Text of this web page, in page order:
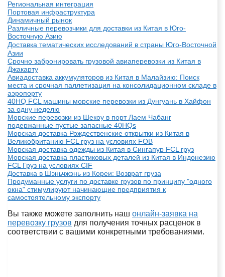
Региональная интеграция
Портовая инфраструктура
Динамичный рынок
Различные перевозчики для доставки из Китая в Юго-
Восточную Азию
Доставка тематических исследований в страны Юго-Восточной
Азии
Срочно забронировать грузовой авиаперевозки из Китая в
Джакарту
Авиадоставка аккумуляторов из Китая в Малайзию: Поиск
места и срочная паллетизация на консолидационном складе в
аэропорту
40HQ FCL машины морские перевозки из Дунгуань в Хайфон
за одну неделю
Морские перевозки из Шекоу в порт Лаем Чабанг
подержанные пустые запасные 40HQs
Морская доставка Рождественские открытки из Китая в
Великобританию FCL груз на условиях FOB
Морская доставка одежды из Китая в Сингапур FCL груз
Морская доставка пластиковых деталей из Китая в Индонезию
FCL Груз на условиях CIF
Доставка в Шэньчжэнь из Кореи: Возврат груза
Продуманные услуги по доставке грузов по принципу "одного
окна" стимулируют начинающие предприятия к
самостоятельному экспорту
Вы также можете заполнить наш онлайн-заявка на
перевозку грузов для получения точных расценок в
соответствии с вашими конкретными требованиями.